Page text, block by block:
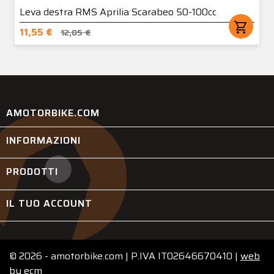
Leva destra RMS Aprilia Scarabeo 50-100cc
11,55 €
12,05 € shopping_cart
AMOTORBIKE.COM
INFORMAZIONI
PRODOTTI
IL TUO ACCOUNT
© 2026 - amotorbike.com | P.IVA IT02646670410 | web
by ecm